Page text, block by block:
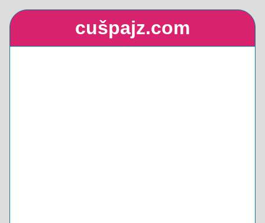
cušpajz.com